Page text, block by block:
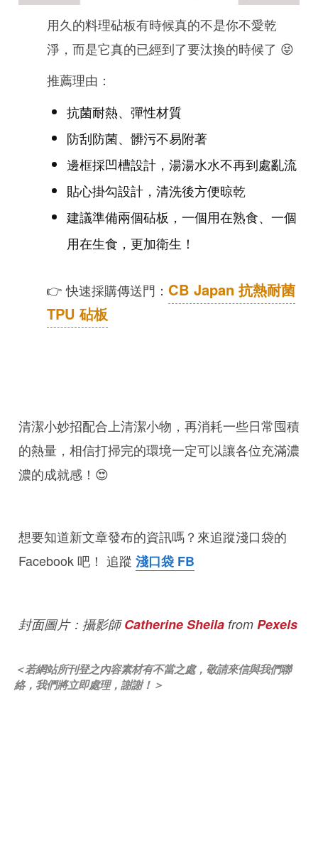
用久的料理砧板有時候真的不是你不愛乾
淨，而是它真的已經到了要汰換的時候了 😝
推薦理由：
抗菌耐熱、彈性材質
防刮防菌、髒污不易附著
邊框採凹槽設計，湯湯水水不再到處亂流
貼心掛勾設計，清洗後方便晾乾
建議準備兩個砧板，一個用在熟食、一個
用在生食，更加衛生！
👉 快速採購傳送門： CB Japan 抗熱耐菌
TPU 砧板
清潔小妙招配合上清潔小物，再消耗一些日常囤積
的熱量，相信打掃完的環境一定可以讓各位充滿濃
濃的成就感！😍
想要知道新文章發布的資訊嗎？來追蹤淺口袋的
Facebook 吧！ 追蹤 淺口袋 FB
封面圖片：攝影師Catherine Sheila from Pexels
＜若網站所刊登之內容素材有不當之處，敬請來信與我們聯
絡，我們將立即處理，謝謝！＞